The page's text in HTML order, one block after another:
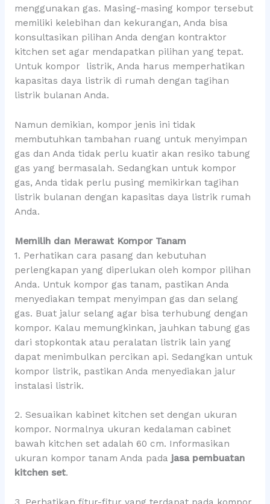
menggunakan gas. Masing-masing kompor tersebut
memiliki kelebihan dan kekurangan, Anda bisa
konsultasikan pilihan Anda dengan kontraktor
kitchen set agar mendapatkan pilihan yang tepat.
Untuk kompor listrik, Anda harus memperhatikan
kapasitas daya listrik di rumah dengan tagihan
listrik bulanan Anda.
Namun demikian, kompor jenis ini tidak
membutuhkan tambahan ruang untuk menyimpan
gas dan Anda tidak perlu kuatir akan resiko tabung
gas yang bermasalah. Sedangkan untuk kompor
gas, Anda tidak perlu pusing memikirkan tagihan
listrik bulanan dengan kapasitas daya listrik rumah
Anda.
Memilih dan Merawat Kompor Tanam
1. Perhatikan cara pasang dan kebutuhan
perlengkapan yang diperlukan oleh kompor pilihan
Anda. Untuk kompor gas tanam, pastikan Anda
menyediakan tempat menyimpan gas dan selang
gas. Buat jalur selang agar bisa terhubung dengan
kompor. Kalau memungkinkan, jauhkan tabung gas
dari stopkontak atau peralatan listrik lain yang
dapat menimbulkan percikan api. Sedangkan untuk
kompor listrik, pastikan Anda menyediakan jalur
instalasi listrik.
2. Sesuaikan kabinet kitchen set dengan ukuran
kompor. Normalnya ukuran kedalaman cabinet
bawah kitchen set adalah 60 cm. Informasikan
ukuran kompor tanam Anda pada jasa pembuatan
kitchen set.